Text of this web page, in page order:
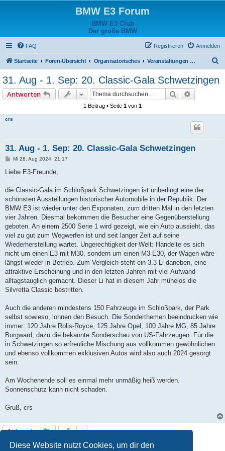
Diese Website nutzt Cookies, um dir den
BMW E3 Forum
BMW E3 Club
Der große BMW
FAQ Anmelden
Registrieren
Startseite Foren-Übersicht Organisatorisches Veranstaltungen extern
31. Aug - 1. Sep: 20. Classic-Gala Schwetzingen
Antworten Suche
1 Beitrag • Seite 1 von 1
crs
31. Aug - 1. Sep: 20. Classic-Gala Schwetzingen
B
i
a
Mi 28. Aug 2024, 21:17
Liebe E3-Freunde,
die Classic-Gala im Schloßpark Schwetzingen ist unbedingt eine der
schönsten Ausstellungen historischer Automobile in der Republik. Der
BMW E3 ist wieder unter den Exponaten, zum dritten Mal in den letzten
vier Jahren. Diesmal bekommen die Besucher eine Gegenüberstellung
geboten. An einem 2500 Serie 1 wird gezeigt, wie ein Auto aussieht, das
viel zu gut zum Wegwerfen ist und seit langer Zeit auf seine
Wiederherstellung wartet. Ungerechtigkeit der Welt: Handelte es sich
nicht um einen E3 mit M30, sondern um einen M3 E30, der Wagen wäre
längst wieder in Betrieb. Zum Vergleich steht ein 3.3 Li daneben, eine
attraktive Erscheinung und in den letzten Jahren mit viel Aufwand
alltagstauglich gemacht. Dieser Li hat in diesem Jahr mühelos die
Silvretta Classic bestritten.
Auch die anderen mindestens 150 Fahrzeuge im Schloßpark, der Park
selbst sowieso, lohnen den Besuch. Die Sonderthemen beeindrucken wie
immer: 120 Jahre Rolls-Royce, 125 Jahre Opel, 100 Jahre MG, 85 Jahre
Borgward, dazu die bekannte Sonderschau von US-Fahrzeugen. Für die
in Schwetzingen so erfreuliche Mischung aus vollkommen gewöhnlichen
und ebenso vollkommen exklusiven Autos wird also auch 2024 gesorgt
sein.
Am Wochenende soll es einmal mehr unmäßig heiß werden.
Sonnenschutz kann nicht schaden.
Gruß, crs
Antworten
1 Beitrag • Seite1von 1